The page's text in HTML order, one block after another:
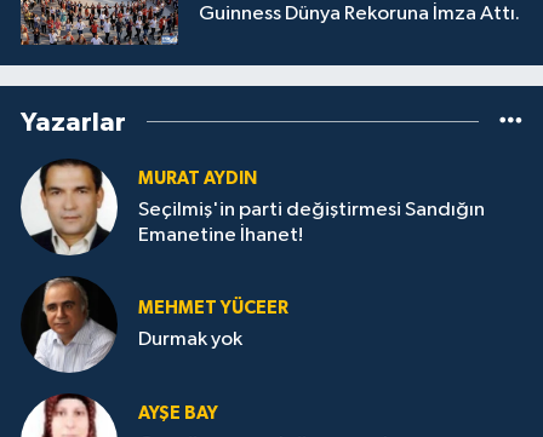
Guinness Dünya Rekoruna İmza Attı.
Yazarlar
MURAT AYDIN
Seçilmiş'in parti değiştirmesi Sandığın
Emanetine İhanet!
MEHMET YÜCEER
Durmak yok
AYŞE BAY